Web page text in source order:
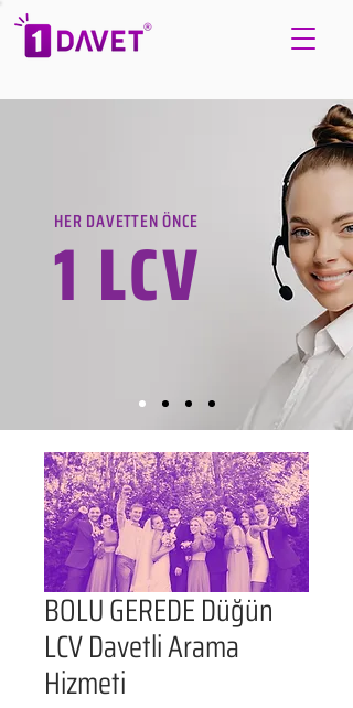
HER DAVETTEN ÖNCE
1 LCV
BOLU GEREDE Düğün
LCV Davetli Arama
Hizmeti